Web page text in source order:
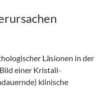
Läsionen in der
einer Kristall-
klinische